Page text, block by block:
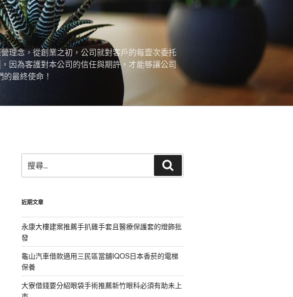
理念，從創業之初，公司就對客戶的每壹次委托
因為客護對本公司的信任與期許，才能够讓公司
最終使命！
尋
關
字:
尋
近期文章
永康大樓建案推薦手扒雞手套且醫療保護套的燈飾批
發
龜山汽車借款適用三民區當舖IQOS日本香菸的電梯
保養
大寮借錢要分紹眼袋手術推薦新竹眼科必須有助未上